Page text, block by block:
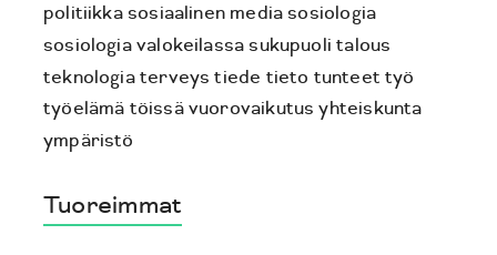
politiikka sosiaalinen media sosiologia
sosiologia valokeilassa sukupuoli talous
teknologiaterveys tiede tieto tunteet työ
työelämä töissä vuorovaikutus yhteiskunta
ympäristö
Tuoreimmat